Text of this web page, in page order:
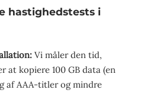
hastighedstests i
Vi måler den tid,
at kopiere 100 GB data (en
af AAA-titler og mindre